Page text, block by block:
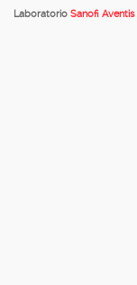
Laboratorio Sanofi Aventis